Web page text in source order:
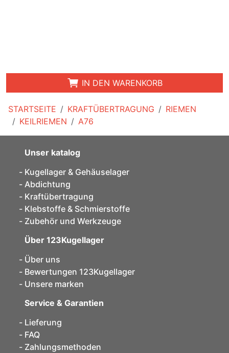
STARTSEITE KRAFTÜBERTRAGUNG
RIEMEN
KEILRIEMEN
A76
IN DEN WARENKORB
Unser katalog
Kugellager & Gehäuselager
Abdichtung
Kraftübertragung
Klebstoffe & Schmierstoffe
Zubehör und Werkzeuge
Über 123Kugellager
Über uns
Bewertungen 123Kugellager
Unsere marken
Service & Garantien
Lieferung
FAQ
Zahlungsmethoden